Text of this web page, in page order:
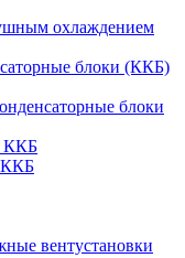
охлаждением
блоки (ККБ)
блоки
ККБ
ККБ
вентустановки